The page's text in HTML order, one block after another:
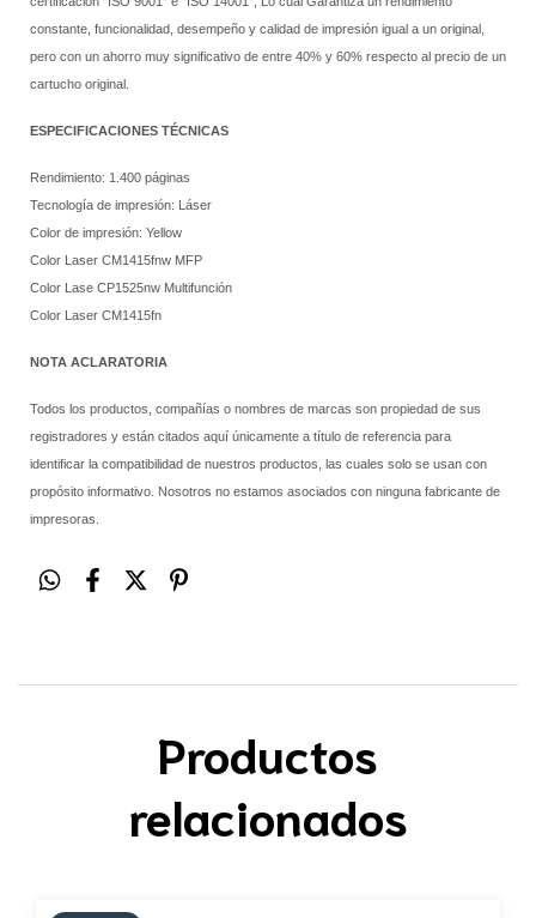
constante, funcionalidad, desempeño y calidad de impresión igual a un original,
pero con un ahorro muy significativo de entre 40% y 60% respecto al precio de un
cartucho original.
ESPECIFICACIONES TÉCNICAS
Rendimiento: 1.400 páginas
Tecnología de impresión: Láser
Color de impresión: Yellow
Color Laser CM1415fnw MFP
Color Lase CP1525nw Multifunción
Color Laser CM1415fn
NOTA ACLARATORIA
Todos los productos, compañías o nombres de marcas son propiedad de sus
registradores y están citados aquí únicamente a título de referencia para
identificar la compatibilidad de nuestros productos, las cuales solo se usan con
propósito informativo. Nosotros no estamos asociados con ninguna fabricante de
impresoras.
Productos
relacionados